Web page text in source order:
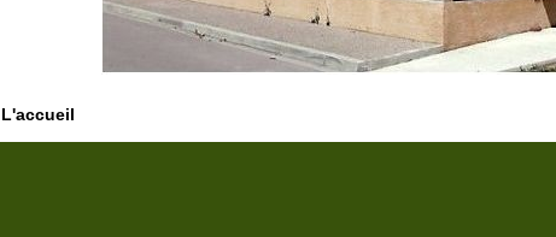
L'accueil